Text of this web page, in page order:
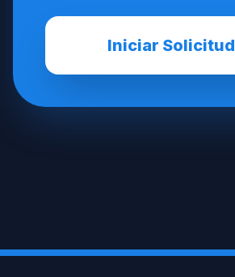
Iniciar Solicitud